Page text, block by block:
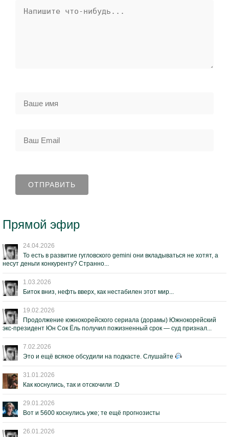
Прямой эфир
24.04.2026
То есть в развитие гугловского gemini они вкладываться не хотят, а
несут деньги конкуренту? Странно...
1.03.2026
Биток вниз, нефть вверх, как нестабилен этот мир...
19.02.2026
Продолжение южнокорейского сериала (дорамы) Южнокорейский
экс-президент Юн Сок Ёль получил пожизненный срок — суд признал...
7.02.2026
Это и ещё всякое обсудили на подкасте. Слушайте
31.01.2026
Как коснулись, так и отскочили :D
29.01.2026
Вот и 5600 коснулись уже; те ещё прогнозисты
26.01.2026